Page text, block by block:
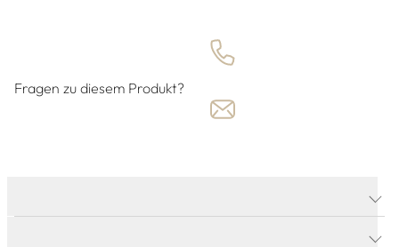
Fragen zu diesem Produkt?